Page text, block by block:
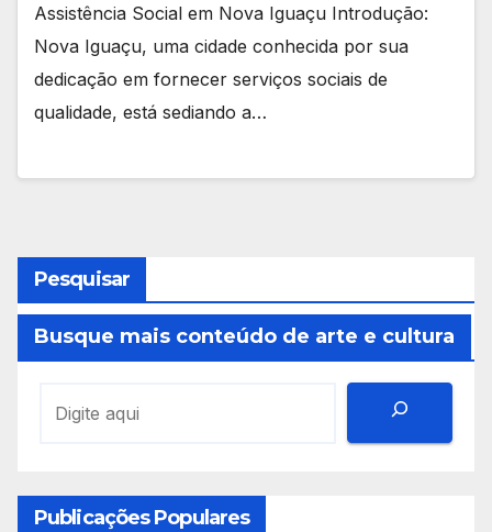
Assistência Social em Nova Iguaçu Introdução:
Nova Iguaçu, uma cidade conhecida por sua
dedicação em fornecer serviços sociais de
qualidade, está sediando a…
Pesquisar
Busque mais conteúdo de arte e cultura
Publicações Populares